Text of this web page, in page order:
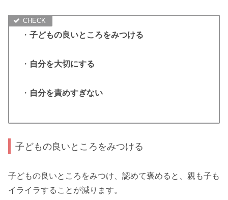
・ 子どもの良いところをみつける
・ 自分を大切にする
・ 自分を責めすぎない
子どもの良いところをみつける
子どもの良いところをみつけ、認めて褒めると、親も子も
イライラすることが減ります。